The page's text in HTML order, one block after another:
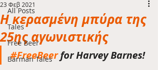
All Posts
Tales
Free Beer
Barman Tales
Η κερασμένη μπύρα της
25ης αγωνιστικής
23 Φεβ 2021
#FreeBeer for Harvey Barnes!